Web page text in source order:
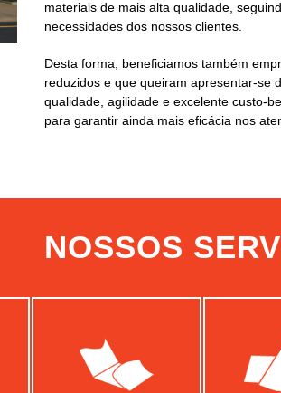
materiais de mais alta qualidade,
necessidades dos nossos clientes.
Desta forma, beneficiamos também
reduzidos e que queiram apresentar-se
qualidade, agilidade e excelente custo-
para garantir ainda mais eficácia nos
NOSSOS